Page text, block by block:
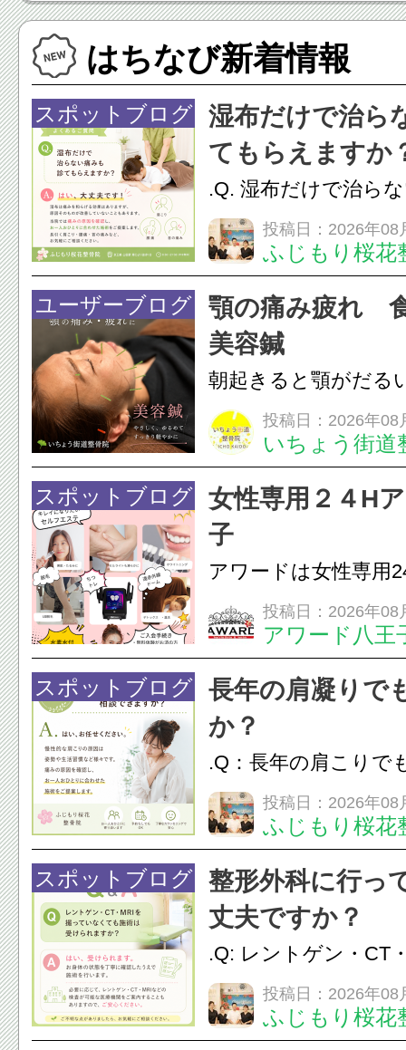
はちなび新着情報
スポットブログ
湿布だけで治ら
てもらえますか
.Q. 湿布だけで治ら
らえますか？A. はい
湿布は痛みを和らげ
すが、原因そのもの
いこともあります。
原因を確認し、お一
投稿日：2026年08
ふじもり桜花
ユーザーブログ
顎の痛み疲れ
美容鍼
朝起きると顎がだる
ありませんか？無意
は、顎の痛みや疲れ
フェイスラインの張
のこわばり・頭痛や
ながることがありま
投稿日：2026年08
いちょう街道
スポットブログ
女性専用２４H
子
アワードは女性専用
フエステを 思いっ
開催中
投稿日：2026年08
アワード八王
24時間ジム&
脱毛
スポットブログ
長年の肩凝りで
か？
.Q：長年の肩こりで
か？A：はい、お任
性的な肩こりの原因
慣など様々です。痛
し、お一人おひとり
をご提案します。.#
投稿日：2026年08
ふじもり桜花
スポットブログ
整形外科に行っ
丈夫ですか？
.Q: レントゲン・CT
いなくても施術は受
A: はい、受けられま
投稿日：2026年08
ふじもり桜花